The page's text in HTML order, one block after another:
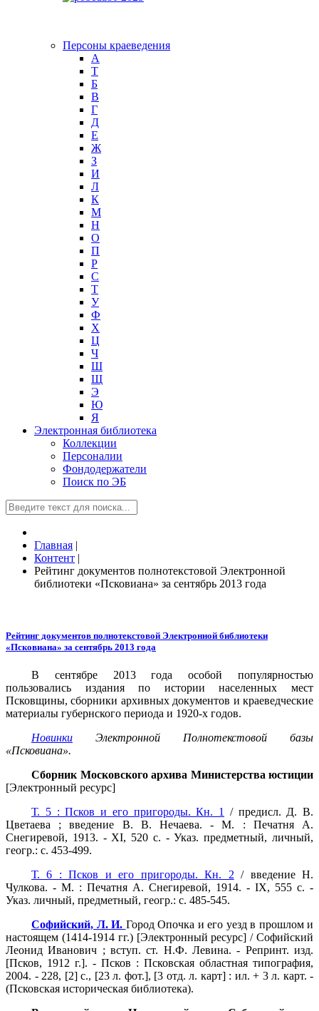
Персоны краеведения
А
T
Б
В
Г
Д
Е
Ж
З
И
Л
К
М
Н
О
П
Р
С
Т
У
Ф
Х
Ц
Ч
Ш
Щ
Э
Ю
Я
Электронная библиотека
Коллекции
Персоналии
Фондодержатели
Поиск по ЭБ
Главная |
Контент |
Рейтинг документов полнотекстовой Электронной
библиотеки «Псковиана» за сентябрь 2013 года
Рейтинг документов полнотекстовой Электронной библиотеки
«Псковиана» за сентябрь 2013 года
В сентябре 2013 года особой популярностью
пользовались издания по истории населенных мест
Псковщины, сборники архивных документов и краеведческие
материалы губернского периода и 1920-х годов.
Новинки Электронной Полнотекстовой базы
«Псковиана».
Сборник Московского архива Министерства юстиции
[Электронный ресурс]
Т. 5 : Псков и его пригороды. Кн. 1
/ предисл. Д. В.
Цветаева ; введение В. В. Нечаева. - М. : Печатня А.
Снегиревой, 1913. - XI, 520 с. - Указ. предметный, личный,
геогр.: с. 453-499.
Т. 6 : Псков и его пригороды. Кн. 2 / введение Н.
Чулкова. - М. : Печатня А. Снегиревой, 1914. - IX, 555 с. -
Указ. личный, предметный, геогр.: с. 485-545.
Софийский, Л. И. Город Опочка и его уезд в прошлом и
настоящем (1414-1914 гг.) [Электронный ресурс] / Софийский
Леонид Иванович ; вступ. ст. Н.Ф. Левина. - Репринт. изд.
[Псков, 1912 г.]. - Псков : Псковская областная типография,
2004. - 228, [2] с., [23 л. фот.], [3 отд. л. карт] : ил. + 3 л. карт. -
(Псковская историческая библиотека).